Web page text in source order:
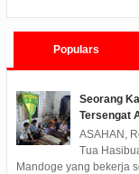
Populars
Seorang
Tersengat
ASAHAN,
Tua
Mandoge yang bekerja